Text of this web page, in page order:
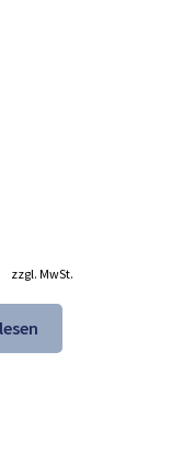
Aktueller
Preis
ist:
133,98 €.
zzgl. MwSt.